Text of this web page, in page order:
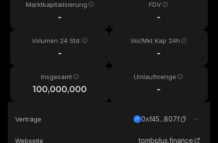
Marktkapitalisierung
-
FDV
-
Volumen 24 Std.
-
Vol/Mkt Kap 24h
-
Insgesamt
100,000,000
Umlaufmenge
-
Verträge 0xf45...807f
Webseite tombplus.finance